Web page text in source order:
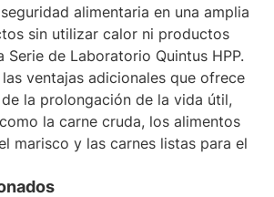
alimentaria en una amplia
sin utilizar calor ni productos
Serie de Laboratorio Quintus HPP.
ventajas adicionales que ofrece
de la prolongación de la vida útil,
la carne cruda, los alimentos
marisco y las carnes listas para el